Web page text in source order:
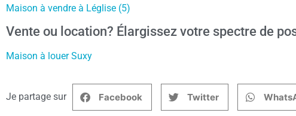
Maison à vendre à Léglise (5)
Vente ou location? Élargissez votre spectre de
Maison à louer Suxy
Je partage sur Facebook Twitter